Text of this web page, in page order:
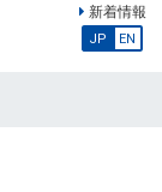
新着情報
JP EN